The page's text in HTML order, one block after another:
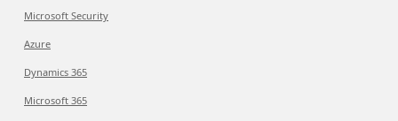
Microsoft Security
Azure
Dynamics 365
Microsoft 365